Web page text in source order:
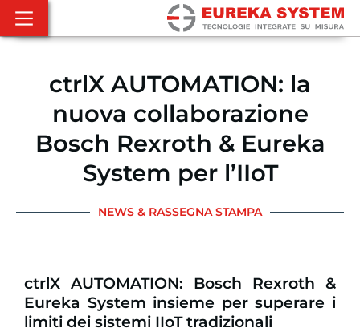
ctrlX AUTOMATION: la
nuova collaborazione
Bosch Rexroth & Eureka
System per l’IIoT
NEWS & RASSEGNA STAMPA
ctrlX AUTOMATION: Bosch Rexroth &
Eureka System insieme per superare i
limiti dei sistemi IIoT tradizionali